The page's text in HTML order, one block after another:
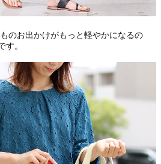
のお出かけがもっと軽やかになるの
す。